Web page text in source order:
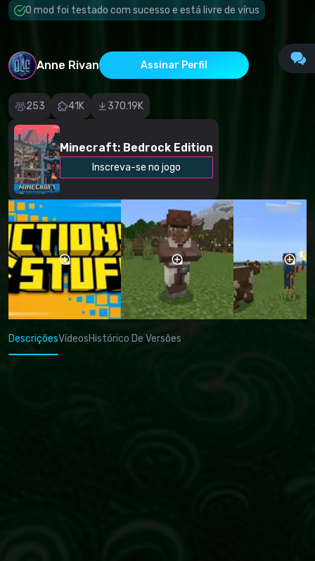
O mod foi testado com sucesso e está livre de vírus
Anne Rivan Assinar Perfil
253 41K 370.19K
Minecraft: Bedrock Edition
Inscreva-se no jogo
imprecisa
DescriçõesVídeosHistórico De Versões